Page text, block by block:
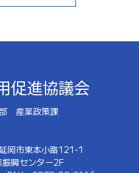
促進協議会
産業政策課
岡市東本小路121-1
興センター2F